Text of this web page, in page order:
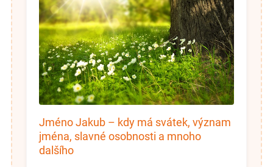
Jméno Jakub – kdy má svátek, význam
jména, slavné osobnosti a mnoho
dalšího